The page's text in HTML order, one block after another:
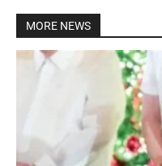
MORE NEWS